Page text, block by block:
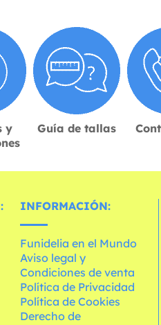
y
Guía de tallas
INFORMACIÓN:
Funidelia en el Mundo
Aviso legal y
Condiciones de venta
Política de Privacidad
Política de Cookies
Derecho de